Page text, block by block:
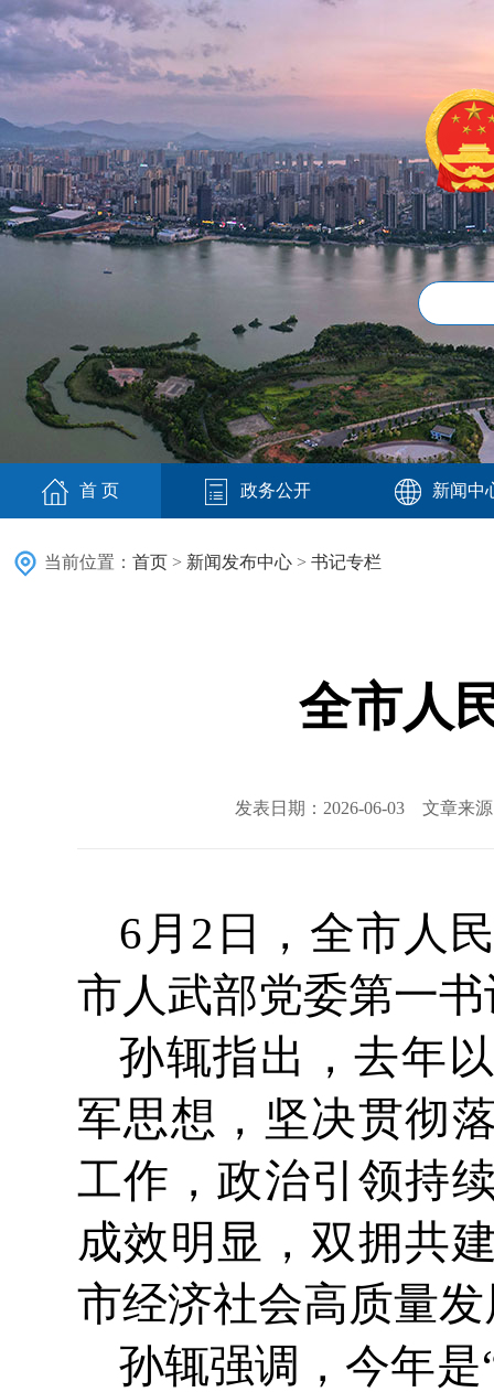
首 页 政务公开 新闻中
当前位置： 首页 > 新闻发布中心 > 书记专栏
全市人
发表日期：2026-06-03 文章来
6月2日，全市人
市人武部党委第一
孙辄指出，去年
军思想，坚决贯彻
工作，政治引领持
成效明显，双拥共
市经济社会高质量
孙辄强调，今年